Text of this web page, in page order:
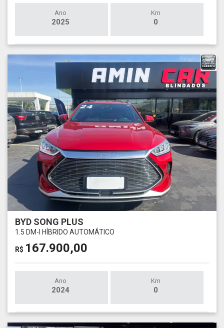
Ano
2025
Km
0
BYD SONG PLUS
1.5 DM-I HÍBRIDO AUTOMÁTICO
R$ 167.900,00
Ano
2024
Km
0